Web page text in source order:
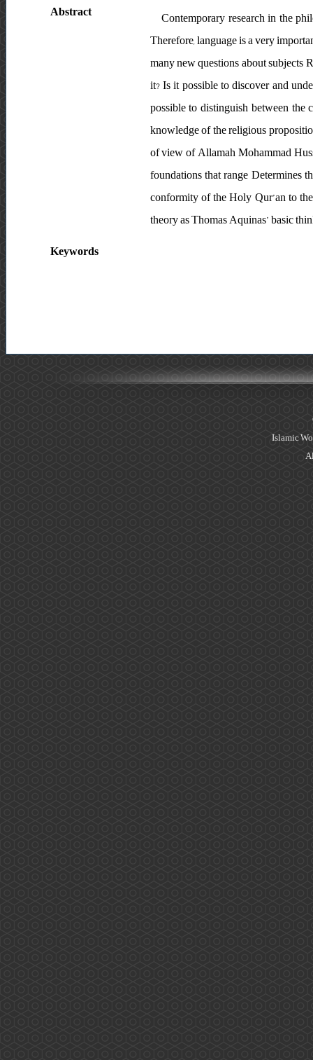
Abstract
Contemporary research in the
Therefore, language is a very
many new questions about subjects
it? Is it possible to discover and
possible to distinguish between
knowledge of the religious
of view of Allamah Mohammad
foundations that range Determines
conformity of the Holy Qur’an to
theory as Thomas Aquinas’ basic
Keywords
Islamic